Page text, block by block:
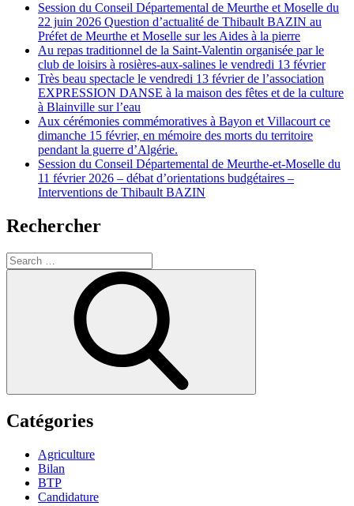
Session du Conseil Départemental de Meurthe et Moselle du
22 juin 2026 Question d’actualité de Thibault BAZIN au
Préfet de Meurthe et Moselle sur les Aides à la pierre
Au repas traditionnel de la Saint-Valentin organisée par le
club de loisirs à rosières-aux-salines le vendredi 13 février
Très beau spectacle le vendredi 13 février de l’association
EXPRESSION DANSE à la maison des fêtes et de la culture
à Blainville sur l’eau
Aux cérémonies commémoratives à Bayon et Villacourt ce
dimanche 15 février, en mémoire des morts du territoire
pendant la guerre d’Algérie.
Session du Conseil Départemental de Meurthe-et-Moselle du
11 février 2026 – débat d’orientations budgétaires –
Interventions de Thibault BAZIN
Rechercher
Search
for:
Catégories
Agriculture
Bilan
BTP
Candidature